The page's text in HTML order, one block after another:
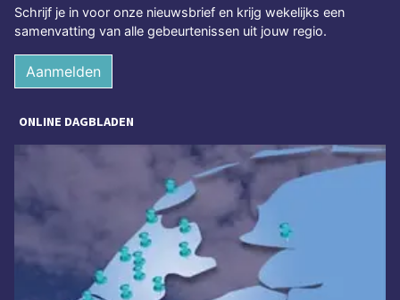
Schrijf je in voor onze nieuwsbrief en krijg wekelijks een
samenvatting van alle gebeurtenissen uit jouw regio.
Aanmelden
ONLINE DAGBLADEN